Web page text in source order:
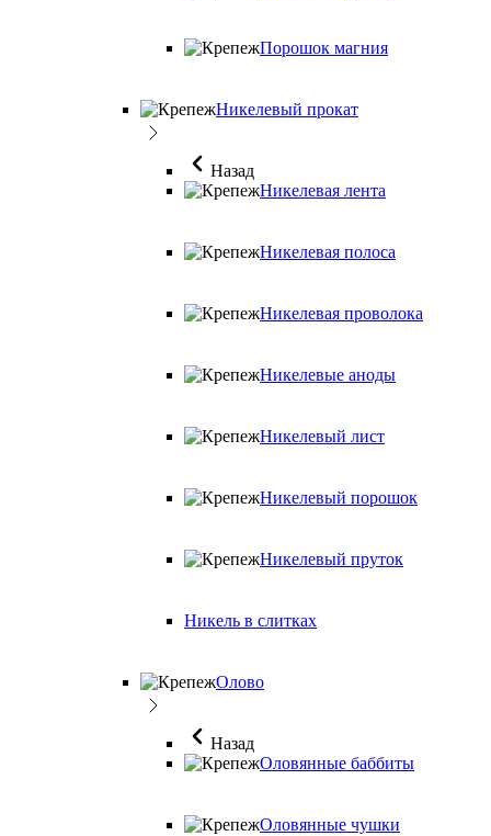
Порошок магния
Никелевый прокат
Назад
Никелевая лента
Никелевая полоса
Никелевая проволока
Никелевые аноды
Никелевый лист
Никелевый порошок
Никелевый пруток
Никель в слитках
Олово
Назад
Оловянные баббиты
Оловянные чушки